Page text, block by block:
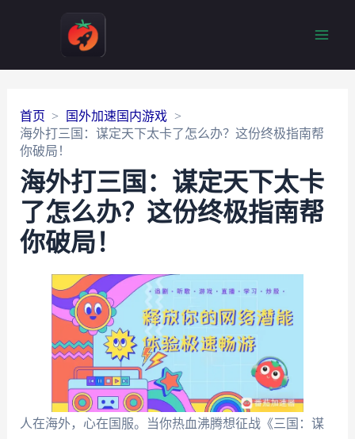
首页
国外加速国内游戏
海外打三国：谋定天下太卡了怎么办？这份终极指南帮
你破局！
海外打三国：谋定天下太卡
了怎么办？这份终极指南帮
你破局！
人在海外，心在国服。当你热血沸腾想征战《三国：谋